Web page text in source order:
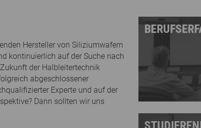
Hersteller von Siliziumwafern
kontinuierlich auf der Suche nach
der Halbleitertechnik
abgeschlossener
Experte und auf der
Dann sollten wir uns